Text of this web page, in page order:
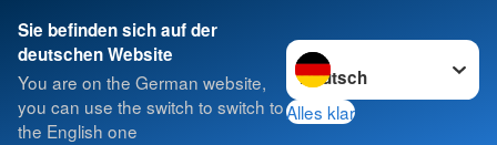
Sie befinden sich auf der
deutschen Website
You are on the German website,
you can use the switch to switch to
the English one
Sprache wechseln zu
Alles klar